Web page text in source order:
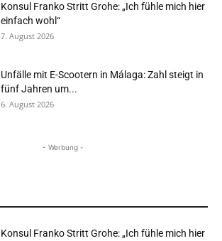
Konsul Franko Stritt Grohe: „Ich fühle mich hier
einfach wohl“
7. August 2026
Unfälle mit E-Scootern in Málaga: Zahl steigt in
fünf Jahren um...
6. August 2026
- Werbung -
Konsul Franko Stritt Grohe: „Ich fühle mich hier